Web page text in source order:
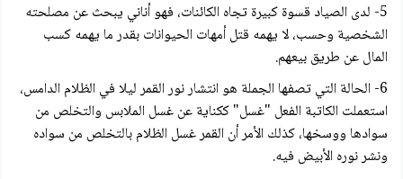
5- لدى الصياد قسوة كبيرة تجاه الكائنات، فهو أناني يبحث عن مصلحته
الشخصية وحسب، لا يهمه قتل أمهات الحيوانات بقدر ما يهمه كسب
المال عن طريق بيعهم.
6- الحالة التي تصفها الجملة هو انتشار نور القمر ليلا في الظلام الدامس،
استعملت الكاتبة الفعل "غسل" ككناية عن غسل الملابس والتخلص من
سوادها ووسخها، كذلك الأمر أن القمر غسل الظلام بالتخلص من سواده
ونشر نوره الأبيض فيه.